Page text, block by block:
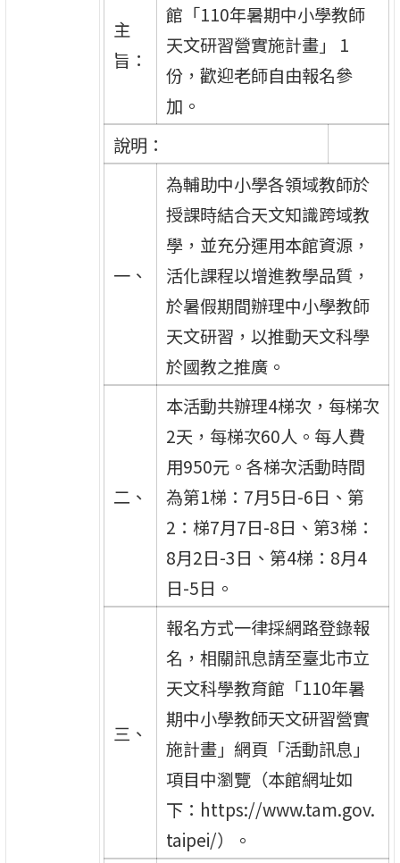
主
旨：
館「110年暑期中小學教師
天文研習營實施計畫」 1
份，歡迎老師自由報名參
加。
說明：
一、
為輔助中小學各領域教師於
授課時結合天文知識跨域教
學，並充分運用本館資源，
活化課程以增進教學品質，
於暑假期間辦理中小學教師
天文研習，以推動天文科學
於國教之推廣。
二、
本活動共辦理4梯次，每梯次
2天，每梯次60人。每人費
用950元。各梯次活動時間
為第1梯：7月5日-6日、第
2：梯7月7日-8日、第3梯：
8月2日-3日、第4梯：8月4
日-5日。
三、
報名方式一律採網路登錄報
名，相關訊息請至臺北市立
天文科學教育館「110年暑
期中小學教師天文研習營實
施計畫」網頁「活動訊息」
項目中瀏覽（本館網址如
下：https://www.tam.gov.
taipei/）。